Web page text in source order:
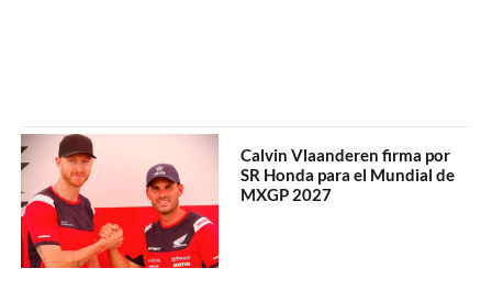
Calvin Vlaanderen firma por
SR Honda para el Mundial de
MXGP 2027